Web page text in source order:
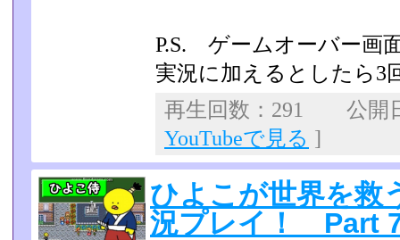
P.S. ゲームオーバー画
実況に加えるとしたら3
再生回数：291 公開
YouTubeで見る ]
ひよこが世界を救
況プレイ！ Part